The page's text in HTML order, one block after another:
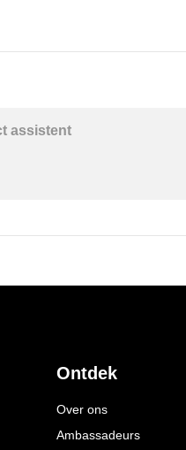
assistent
Ontdek
Over ons
Ambassadeurs